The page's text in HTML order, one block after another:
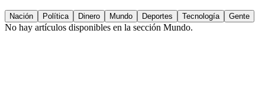
Nación Política Dinero Mundo Deportes Tecnología Gente
No hay artículos disponibles en la sección Mundo.